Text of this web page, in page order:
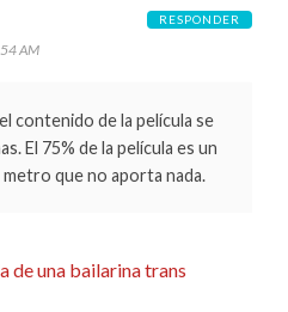
AM
contenido de la película se
El 75% de la película es un
que no aporta nada.
RESPONDER
de una bailarina trans